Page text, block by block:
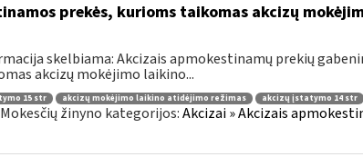
prekės, kurioms taikomas akcizų
skelbiama: Akcizais apmokestinamų prekių
akcizų mokėjimo laikino...
15 str akcizų mokėjimo laikino atidėjimo režimas akcizų įstatymo 14 str
Mokesčių žinyno kategorijos:Akcizai » Akcizais